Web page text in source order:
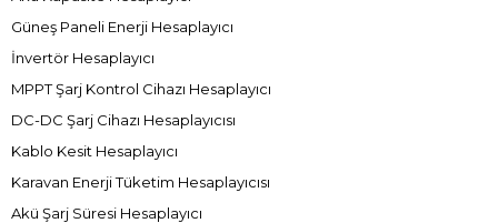
Güneş Paneli Enerji Hesaplayıcı
İnvertör Hesaplayıcı
MPPT Şarj Kontrol Cihazı Hesaplayıcı
DC-DC Şarj Cihazı Hesaplayıcısı
Kablo Kesit Hesaplayıcı
Karavan Enerji Tüketim Hesaplayıcısı
Akü Şarj Süresi Hesaplayıcı